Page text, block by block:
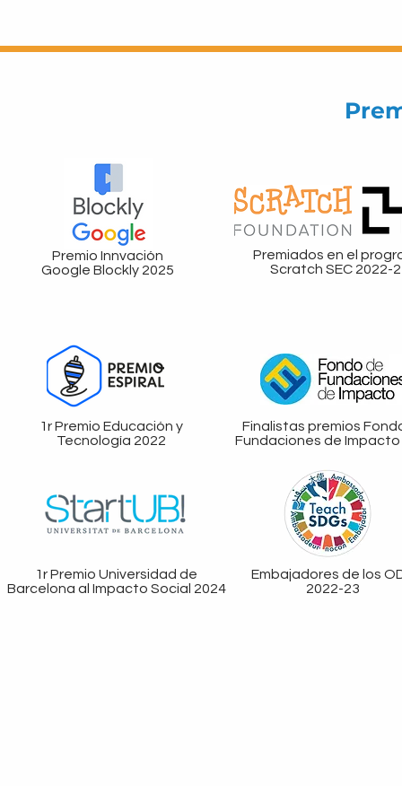
Premio Innvación
Google Blockly 2025
Premiados en el
Scratch SEC 2022-
1r Premio Educación y
Tecnología 2022
1r Premio Universidad de
Barcelona al Impacto Social 2024
Finalistas premios
Fundaciones de Impacto
Embajadores de los
2022-23